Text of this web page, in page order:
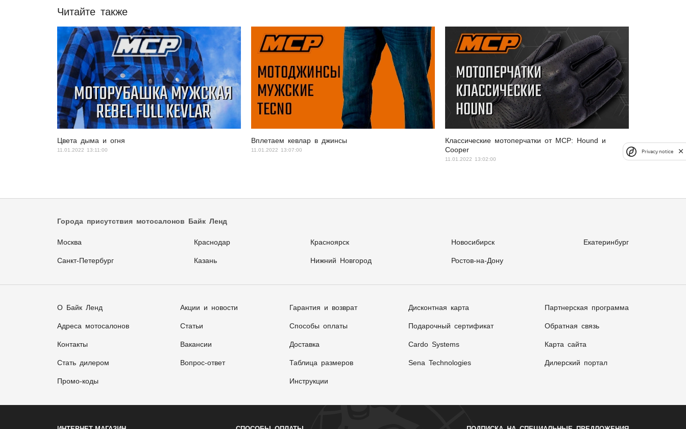
Читайте также
Цвета дыма и огня
11.01.2022 13:11:00
Вплетаем кевлар в джинсы
11.01.2022 13:07:00
Классические мотоперчатки от MCP: Hound и
Cooper
11.01.2022 13:02:00
Города присутствия мотосалонов Байк Ленд
Москва
Санкт-Петербург
Краснодар
Казань
Красноярск
Нижний Новгород
Новосибирск
Ростов-на-Дону
Екатеринбург
О Байк Ленд
Адреса мотосалонов
Контакты
Стать дилером
Промо-коды
Акции и новости
Статьи
Вакансии
Вопрос-ответ
Гарантия и возврат
Способы оплаты
Доставка
Таблица размеров
Инструкции
Дисконтная карта
Подарочный сертификат
Cardo Systems
Sena Technologies
Партнерская программа
Обратная связь
Карта сайта
Дилерский портал
Privacy notice